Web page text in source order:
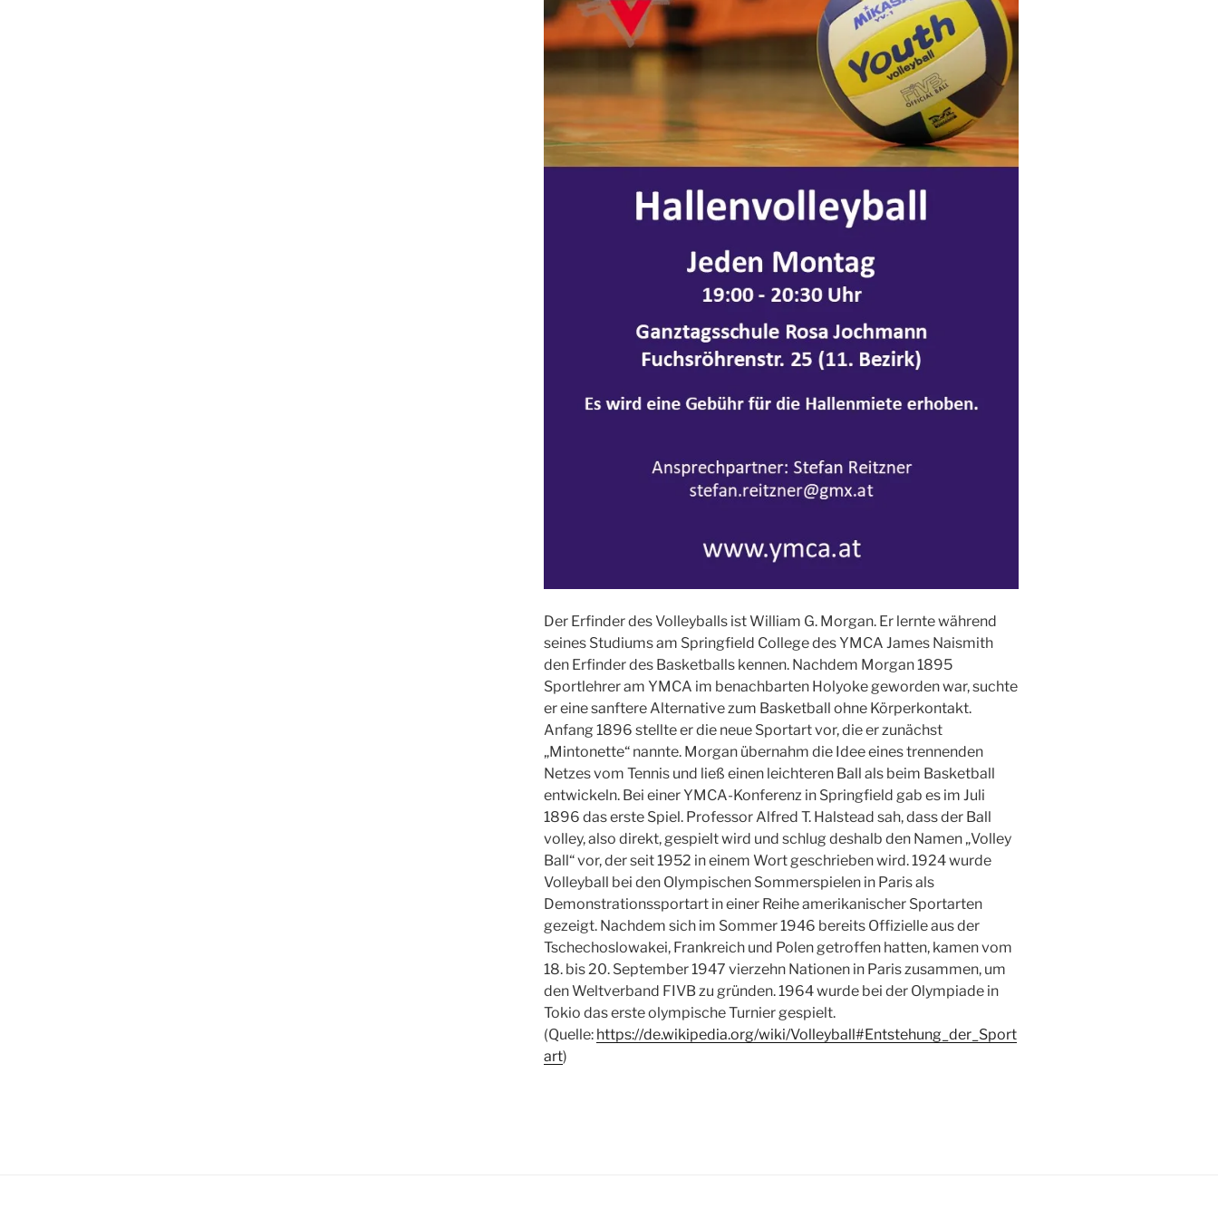
Der Erfinder des Volleyballs ist William G. Morgan. Er lernte während
seines Studiums am Springfield College des YMCA James Naismith
den Erfinder des Basketballs kennen. Nachdem Morgan 1895
Sportlehrer am YMCA im benachbarten Holyoke geworden war, suchte
er eine sanftere Alternative zum Basketball ohne Körperkontakt.
Anfang 1896 stellte er die neue Sportart vor, die er zunächst
„Mintonette“ nannte. Morgan übernahm die Idee eines trennenden
Netzes vom Tennis und ließ einen leichteren Ball als beim Basketball
entwickeln. Bei einer YMCA-Konferenz in Springfield gab es im Juli
1896 das erste Spiel. Professor Alfred T. Halstead sah, dass der Ball
volley, also direkt, gespielt wird und schlug deshalb den Namen „Volley
Ball“ vor, der seit 1952 in einem Wort geschrieben wird. 1924 wurde
Volleyball bei den Olympischen Sommerspielen in Paris als
Demonstrationssportart in einer Reihe amerikanischer Sportarten
gezeigt. Nachdem sich im Sommer 1946 bereits Offizielle aus der
Tschechoslowakei, Frankreich und Polen getroffen hatten, kamen vom
18. bis 20. September 1947 vierzehn Nationen in Paris zusammen, um
den Weltverband FIVB zu gründen. 1964 wurde bei der Olympiade in
Tokio das erste olympische Turnier gespielt.
(Quelle: https://de.wikipedia.org/wiki/Volleyball#Entstehung_der_Sport
art)